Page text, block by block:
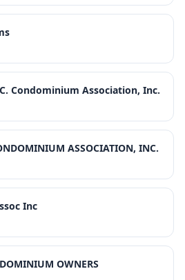
Condominium Association, Inc.
ASSOCIATION, INC.
Inc
OWNERS